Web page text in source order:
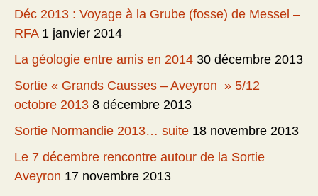
Déc 2013 : Voyage à la Grube (fosse) de Messel –
RFA 1 janvier 2014
La géologie entre amis en 2014 30 décembre 2013
Sortie « Grands Causses – Aveyron » 5/12
octobre 2013 8 décembre 2013
Sortie Normandie 2013… suite 18 novembre 2013
Le 7 décembre rencontre autour de la Sortie
Aveyron 17 novembre 2013